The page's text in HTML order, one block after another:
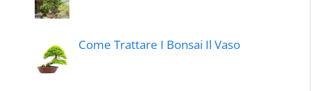
Come Trattare I Bonsai Il Vaso